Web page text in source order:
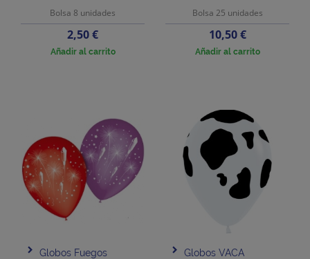
Bolsa 8 unidades
Precio
2,50 €
Añadir al carrito
Bolsa 25 unidades
Precio
10,50 €
Añadir al carrito
Globos Fuegos
Globos VACA